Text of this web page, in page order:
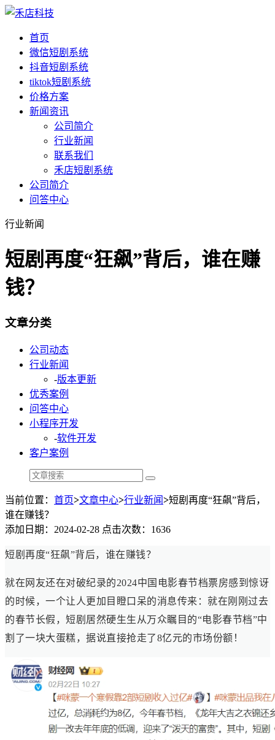
首页
微信短剧系统
抖音短剧系统
tiktok短剧系统
价格方案
新闻资讯
公司简介
行业新闻
联系我们
禾店短剧系统
公司简介
问答中心
行业新闻
短剧再度“狂飙”背后，谁在赚
钱？
文章分类
公司动态
行业新闻
-版本更新
优秀案例
问答中心
小程序开发
-软件开发
客户案例
当前位置： 首页>文章中心>行业新闻>短剧再度“狂飙”背后，
谁在赚钱？
添加日期：2024-02-28 点击次数：1636
短剧再度“狂飙”背后，谁在赚钱？
就在网友还在对破纪录的2024中国电影春节档票房感到惊讶
的时候，一个让人更加目瞪口呆的消息传来：就在刚刚过去
的春节长假，短剧居然硬生生从万众瞩目的“电影春节档”中
割了一块大蛋糕，据说直接抢走了8亿元的市场份额！